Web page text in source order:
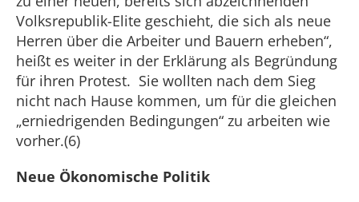
Volksrepublik-Elite geschieht, die sich als neue
Herren über die Arbeiter und Bauern erheben“,
heißt es weiter in der Erklärung als Begründung
für ihren Protest. Sie wollten nach dem Sieg
nicht nach Hause kommen, um für die gleichen
„erniedrigenden Bedingungen“ zu arbeiten wie
vorher.(6)
Neue Ökonomische Politik